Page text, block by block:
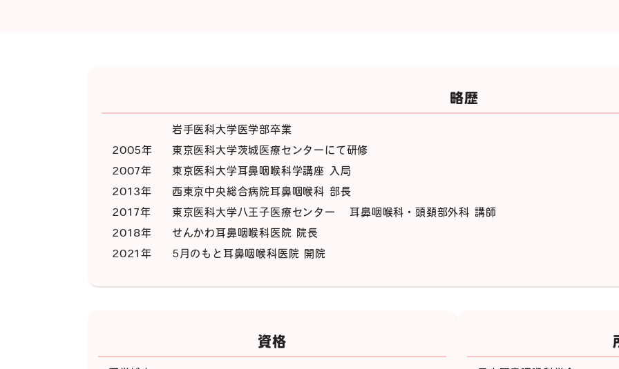
略歴
岩手医科大学医学部卒業
2005年
東京医科大学茨城医療センターにて研修
2007年
東京医科大学耳鼻咽喉科学講座 入局
2013年
西東京中央総合病院耳鼻咽喉科 部長
2017年
東京医科大学八王子医療センター
耳鼻咽喉科・頭頚部外科 講師
2018年
せんかわ耳鼻咽喉科医院 院長
2021年
5月のもと耳鼻咽喉科医院 開院
資格